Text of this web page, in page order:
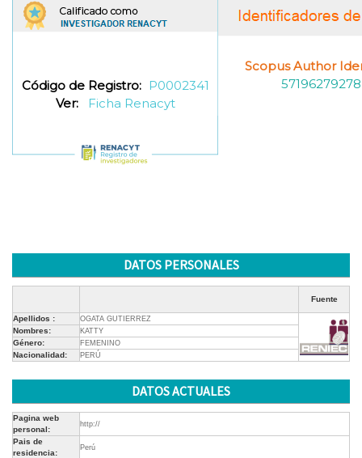
Código de Registro: P0002341
Ver:
Ficha Renacyt
Scopus Author
57196279278
DATOS PERSONALES
Fuente
Apellidos : OGATA GUTIERREZ
Nombres: KATTY
Género: FEMENINO
Nacionalidad: PERÚ
DATOS ACTUALES
Pagina web
personal:
http://
Pais de
residencia:
Perú